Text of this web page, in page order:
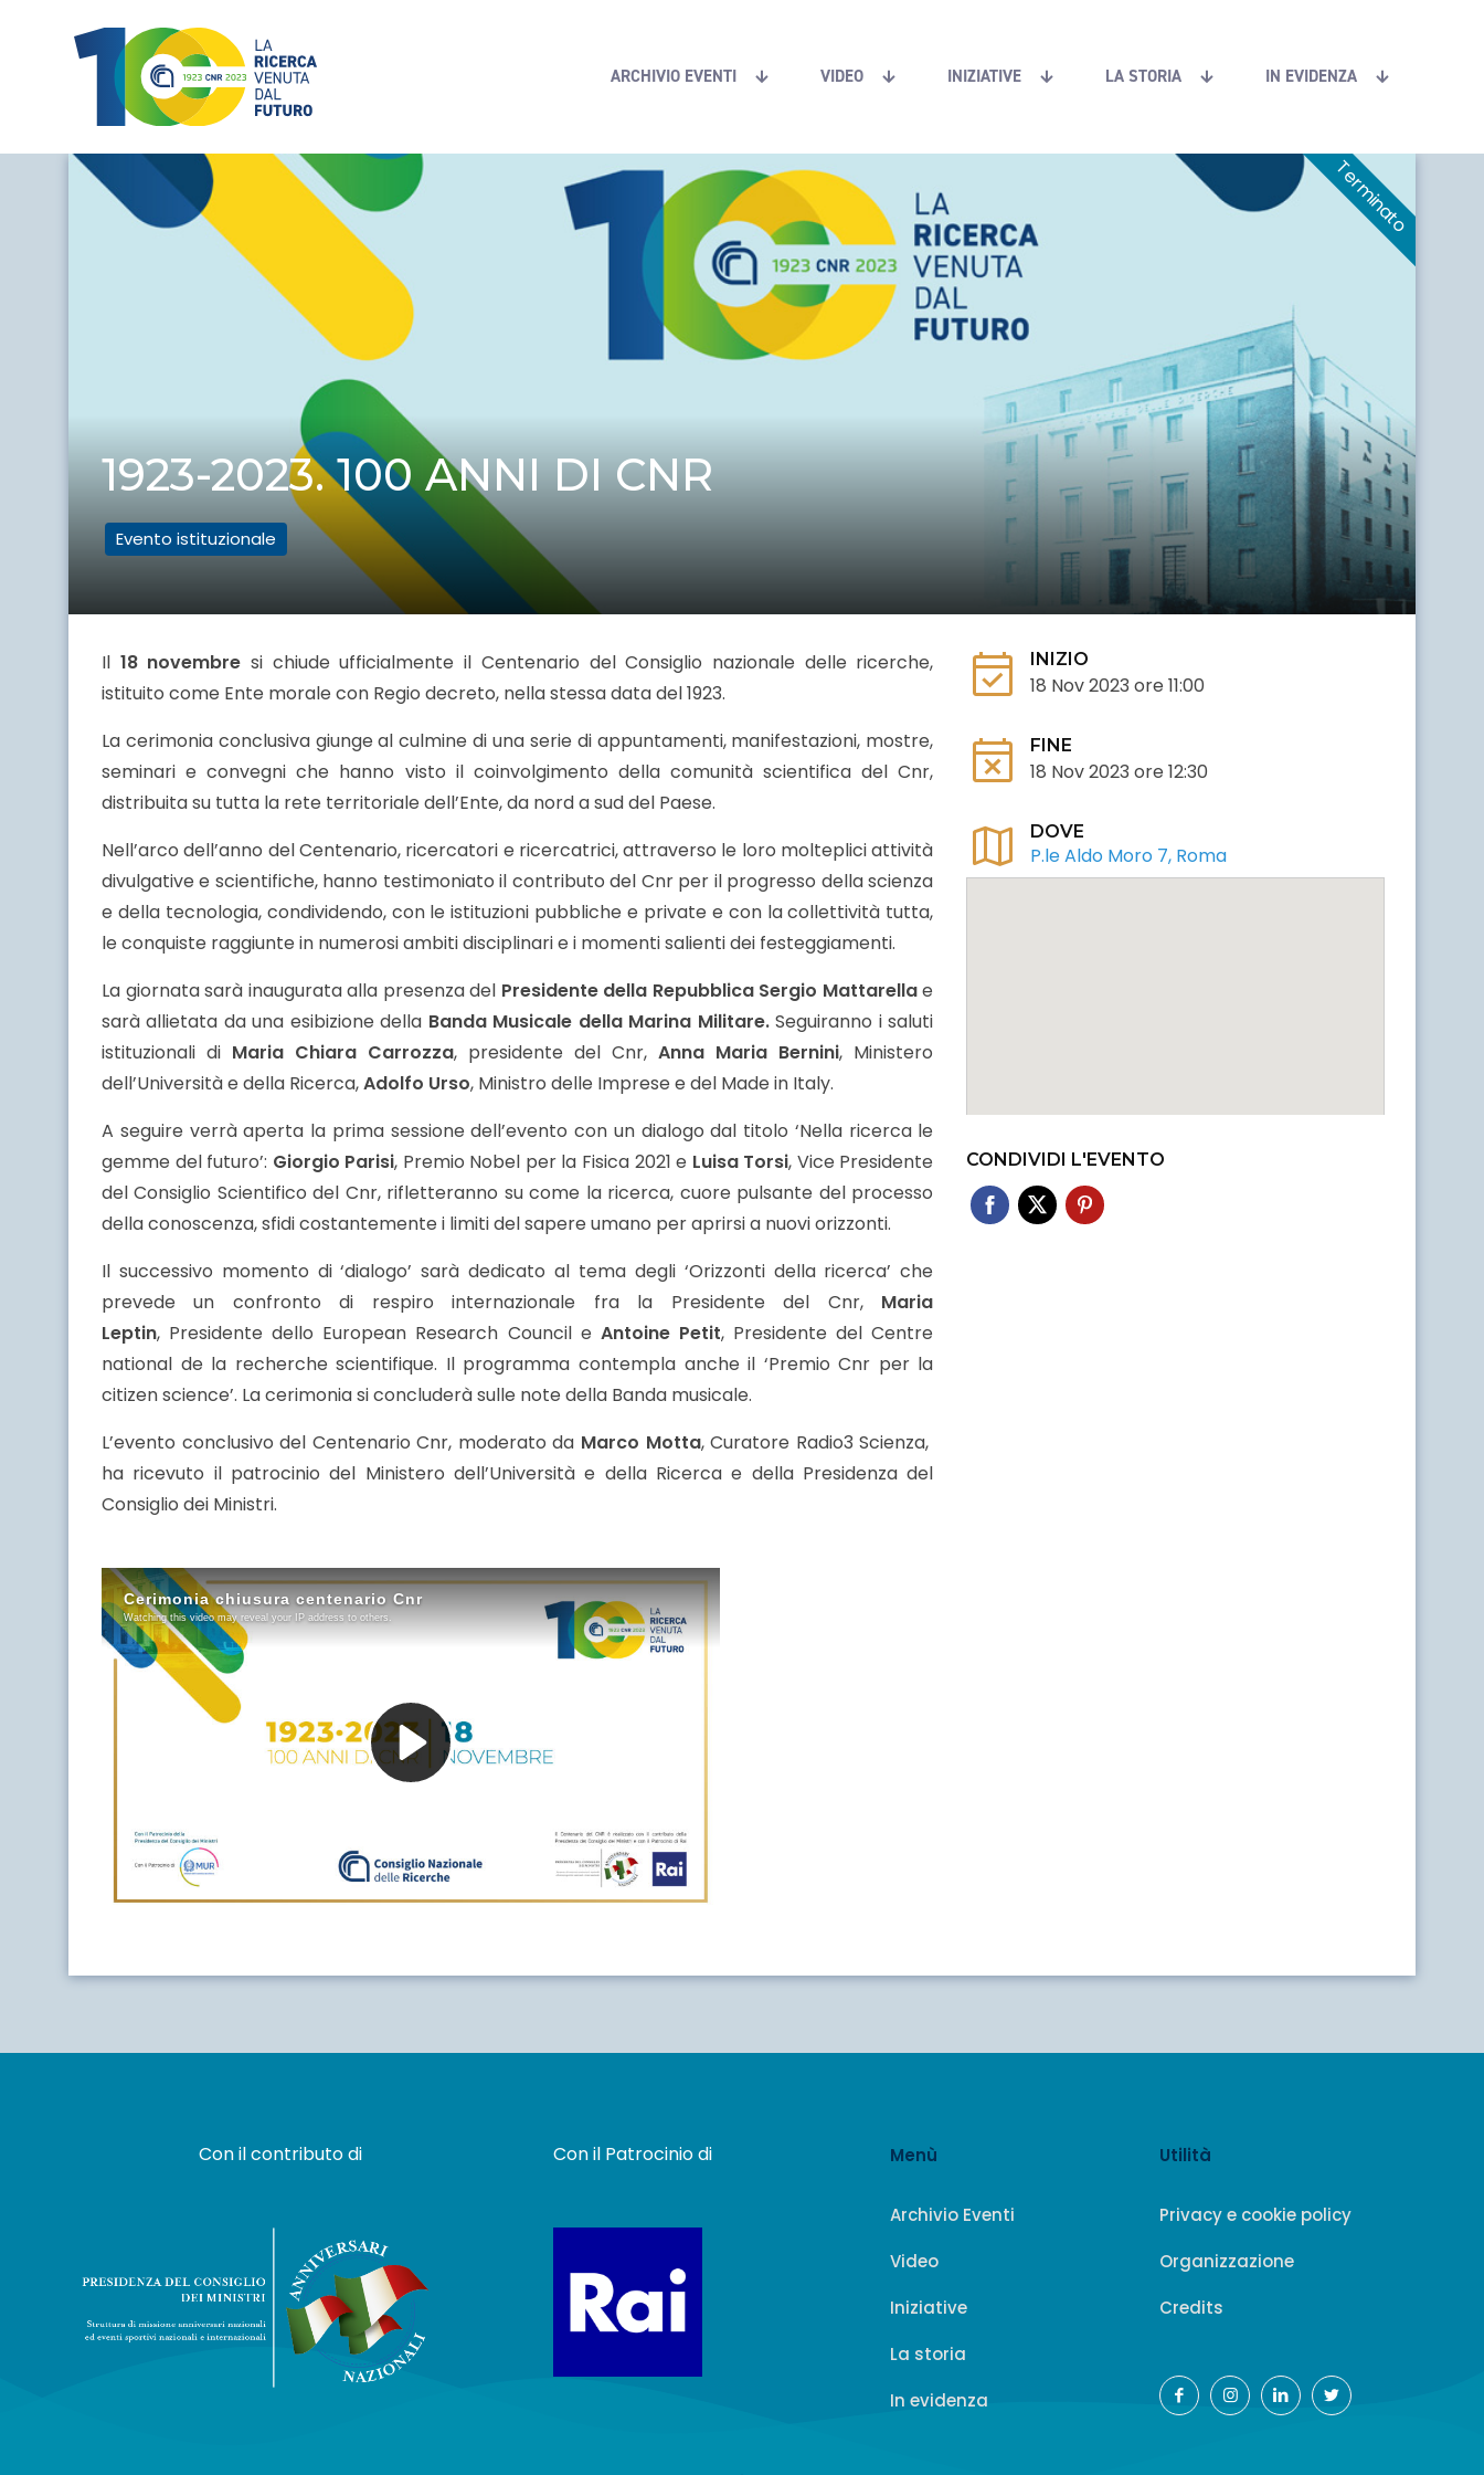
ARCHIVIO EVENTI VIDEO INIZIATIVE LA STORIA IN EVIDENZA
1923-2023. 100 anni di Cnr
1923-2023. 100 ANNI DI CNR
Evento istituzionale
event_available INIZIO
18 Nov 2023 ore 11:00
event_busy FINE
18 Nov 2023 ore 12:30
map DOVE
P.le Aldo Moro 7, Roma
Il 18 novembre si chiude ufficialmente il Centenario del Consiglio nazionale delle ricerche,
istituito come Ente morale con Regio decreto, nella stessa data del 1923.
La cerimonia conclusiva giunge al culmine di una serie di appuntamenti, manifestazioni, mostre,
seminari e convegni che hanno visto il coinvolgimento della comunità scientifica del Cnr,
distribuita su tutta la rete territoriale dell’Ente, da nord a sud del Paese.
Nell’arco dell’anno del Centenario, ricercatori e ricercatrici, attraverso le loro molteplici attività
divulgative e scientifiche, hanno testimoniato il contributo del Cnr per il progresso della scienza
e della tecnologia, condividendo, con le istituzioni pubbliche e private e con la collettività tutta,
le conquiste raggiunte in numerosi ambiti disciplinari e i momenti salienti dei festeggiamenti.
La giornata sarà inaugurata alla presenza del Presidente della Repubblica Sergio Mattarellae
sarà allietata da una esibizione della Banda Musicale della Marina Militare.Seguiranno i saluti
istituzionali di Maria Chiara Carrozza, presidente del Cnr,Anna Maria Bernini, Ministero
dell’Università e della Ricerca,Adolfo Urso, Ministro delle Imprese e del Made in Italy.
A seguire verrà aperta la prima sessione dell’evento con un dialogo dal titolo ‘Nella ricerca le
gemme del futuro’: Giorgio Parisi, Premio Nobel per la Fisica 2021 e Luisa Torsi, Vice Presidente
del Consiglio Scientifico del Cnr, rifletteranno su come la ricerca, cuore pulsante del processo
della conoscenza, sfidi costantemente i limiti del sapere umano per aprirsi a nuovi orizzonti.
Il successivo momento di ‘dialogo’ sarà dedicato al tema degli ‘Orizzonti della ricerca’ che
prevede un confronto di respiro internazionale fra la Presidente del Cnr, Maria
Leptin, Presidente dello European Research Council e Antoine Petit, Presidente del Centre
national de la recherche scientifique. Il programma contempla anche il ‘Premio Cnr per la
citizen science’. La cerimonia si concluderà sulle note della Banda musicale.
L’evento conclusivo del Centenario Cnr, moderato da Marco Motta, Curatore Radio3 Scienza,
ha ricevuto il patrocinio del Ministero dell’Università e della Ricerca e della Presidenza del
Consiglio dei Ministri.
CONDIVIDI L'EVENTO
Con il contributo di Con il Patrocinio di Menù
Archivio Eventi
Video
Iniziative
La storia
In evidenza
Utilità
Privacy e cookie policy
Organizzazione
Credits